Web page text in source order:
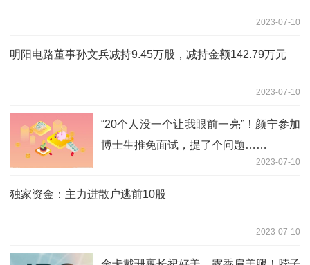
2023-07-10
明阳电路董事孙文兵减持9.45万股，减持金额142.79万元
2023-07-10
“20个人没一个让我眼前一亮”！颜宁参加
博士生推免面试，提了个问题……
2023-07-10
独家资金：主力进散户逃前10股
2023-07-10